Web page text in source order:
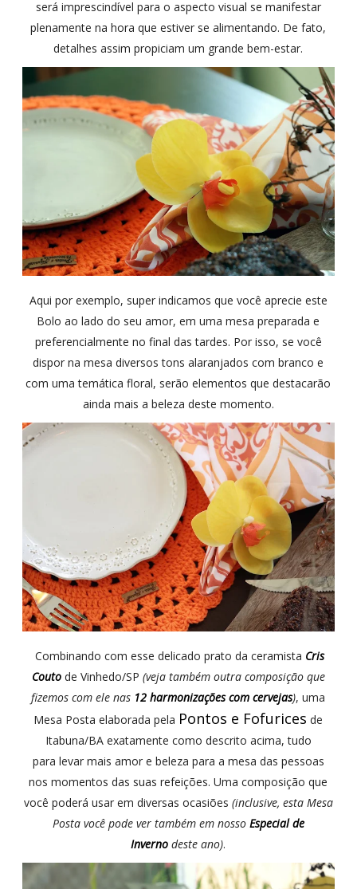
será imprescindível para o aspecto visual se manifestar
plenamente na hora que estiver se alimentando. De fato,
detalhes assim propiciam um grande bem-estar.
Aqui por exemplo, super indicamos que você aprecie este
Bolo ao lado do seu amor, em uma mesa preparada e
preferencialmente no final das tardes. Por isso, se você
dispor na mesa diversos tons alaranjados com branco e
com uma temática floral, serão elementos que destacarão
ainda mais a beleza deste momento.
Combinando com esse delicado prato da ceramista Cris
Coutode Vinhedo/SP (veja também outra composição que
fizemos com ele nas 12 harmonizações com cervejas), uma
Mesa Posta elaborada pela Pontos e Fofurices de
Itabuna/BA exatamente como descrito acima, tudo
para levar mais amor e beleza para a mesa das pessoas
nos momentos das suas refeições. Uma composição que
você poderá usar em diversas ocasiões (inclusive, esta Mesa
Posta você pode ver também em nosso Especial de
Inverno deste ano).